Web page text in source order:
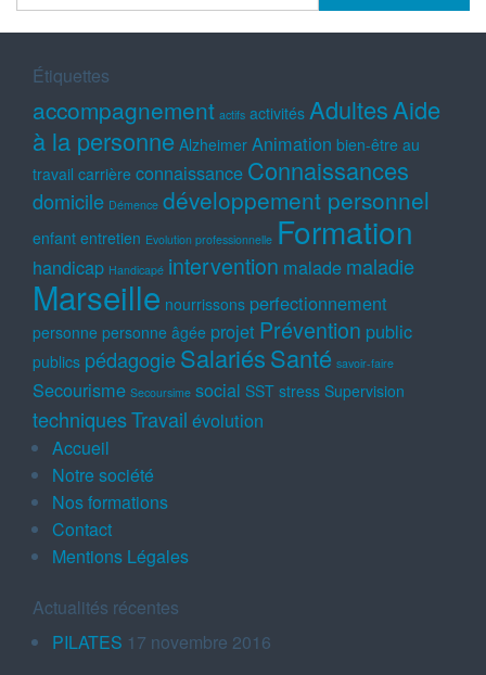
Étiquettes
accompagnement actifs activités AdultesAide
à la personne Alzheimer Animation bien-être au
travail carrière connaissance Connaissances
domicile Démence développement personnel
enfant entretien Evolution professionnelle Formation
handicap Handicapé intervention malade maladie
Marseille nourrissons perfectionnement
personne personne âgée projet Prévention public
publics pédagogieSalariésSanté savoir-faire
Secourisme Secoursime social SST stress Supervision
techniquesTravail évolution
Accueil
Notre société
Nos formations
Contact
Mentions Légales
Actualités récentes
PILATES 17 novembre 2016